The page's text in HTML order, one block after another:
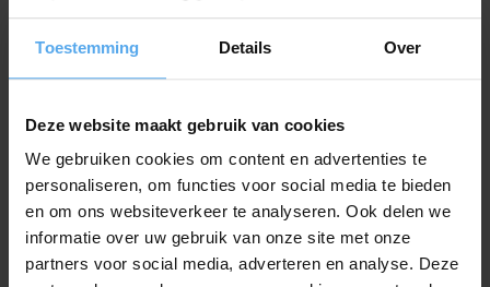
Toestemming Details Over
Deze website maakt gebruik van cookies
We gebruiken cookies om content en advertenties te
personaliseren, om functies voor social media te bieden
en om ons websiteverkeer te analyseren. Ook delen we
informatie over uw gebruik van onze site met onze
partners voor social media, adverteren en analyse. Deze
Veelgestelde vragen over deze
workshop
Andere klanten hadden deze vragen. Misschien helpt
het jou ook.
Passen jullie de inhoud van de
workshop aan op onze situatie?